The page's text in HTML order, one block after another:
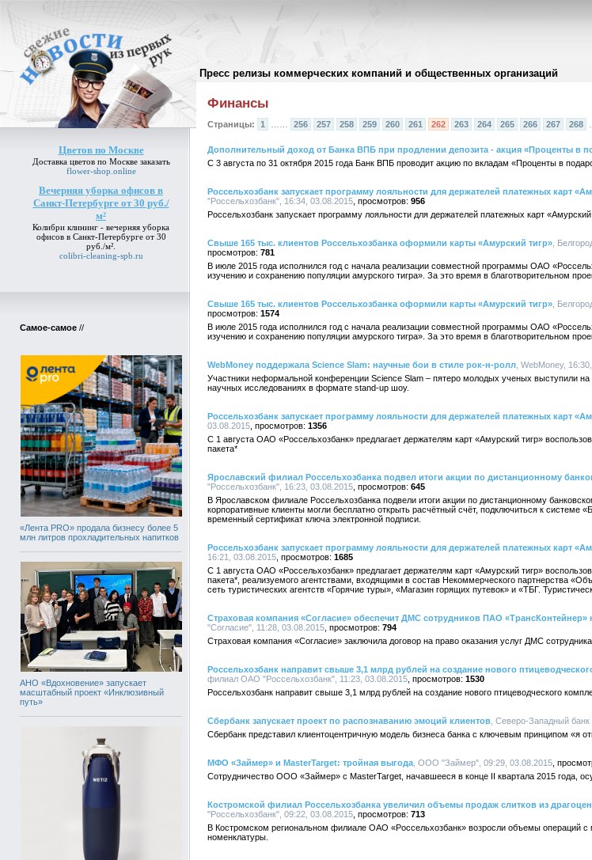
Пресс релизы коммерческих компаний и общественных организаций
Цветов по Москве
Доставка цветов по Москвезаказать
flower-shop.online
Вечерняя уборка офисов в
Санкт-Петербурге от 30 руб./
м²
Колибри клининг - вечерняя уборка
офисов в Санкт-Петербурге от 30
руб./м²
colibri-cleaning-spb.ru
Самое-самое //
«Лента PRO» продала бизнесу более 5
млн литров прохладительных напитков
АНО «Вдохновение» запускает
масштабный проект «Инклюзивный
путь»
Архив пресс-релизов//
Финансы
Страницы: 1 256 257 258 259 260 261 262 263 264 265 266 267 268
Дополнительный доход от Банка ВПБ при продлении депозита - акция «Проценты в
С 3 августа по 31 октября 2015 года Банк ВПБ проводит акцию по вкладам «Проценты в
Россельхозбанк запускает программу лояльности для держателей платежных карт
"Россельхозбанк", 16:34, 03.08.2015
956
Россельхозбанк запускает программу лояльности для держателей платежных карт «Амурский
Свыше 165 тыс. клиентов Россельхозбанка оформили карты «Амурский тигр» ,
781
В июле 2015 года исполнился год с начала реализации совместной программы ОАО
изучению и сохранению популяции амурского тигра». За это время в благотворительном
Свыше 165 тыс. клиентов Россельхозбанка оформили карты «Амурский тигр» ,
1574
В июле 2015 года исполнился год с начала реализации совместной программы ОАО
изучению и сохранению популяции амурского тигра». За это время в благотворительном
WebMoney поддержала Science Slam: научные бои в стиле рок-н-ролл , WebMoney,
Участники неформальной конференции Science Slam – пятеро молодых ученых выступили на
научных исследованиях в формате stand-up шоу.
Россельхозбанк запускает программу лояльности для держателей платежных карт
03.08.2015
1356
С 1 августа ОАО «Россельхозбанк» предлагает держателям карт «Амурский тигр»
пакета*
Ярославский филиал Россельхозбанка подвел итоги акции по дистанционному
"Россельхозбанк", 16:23, 03.08.2015
645
В Ярославском филиале Россельхозбанка подвели итоги акции по дистанционному
корпоративные клиенты могли бесплатно открыть расчётный счёт, подключиться к системе
временный сертификат ключа электронной подписи.
Россельхозбанк запускает программу лояльности для держателей платежных карт
16:21, 03.08.2015
1685
С 1 августа ОАО «Россельхозбанк» предлагает держателям карт «Амурский тигр»
пакета*, реализуемого агентствами, входящими в состав Некоммерческого партнерства
сеть туристических агентств «Горячие туры», «Магазин горящих путевок» и «ТБГ.
Страховая компания «Согласие» обеспечит ДМС сотрудников ПАО
"Согласие", 11:28, 03.08.2015
794
Страховая компания «Согласие» заключила договор на право оказания услуг ДМС
Россельхозбанк направит свыше 3,1 млрд рублей на создание нового
филиал ОАО "Россельхозбанк", 11:23, 03.08.2015
1530
Россельхозбанк направит свыше 3,1 млрд рублей на создание нового птицеводческого
Сбербанк запускает проект по распознаванию эмоций клиентов , Северо-Западный
Сбербанк представил клиентоцентричную модель бизнеса банка с ключевым принципом «я
МФО «Займер» и MasterTarget: тройная выгода , ООО "Займер", 09:29, 03.08.2015
Сотрудничество ООО «Займер» с MasterTarget, начавшееся в конце II квартала 2015 года,
Костромской филиал Россельхозбанка увеличил объемы продаж слитков из
"Россельхозбанк", 09:22, 03.08.2015
713
В Костромском региональном филиале ОАО «Россельхозбанк» возросли объемы операций
номенклатуры.